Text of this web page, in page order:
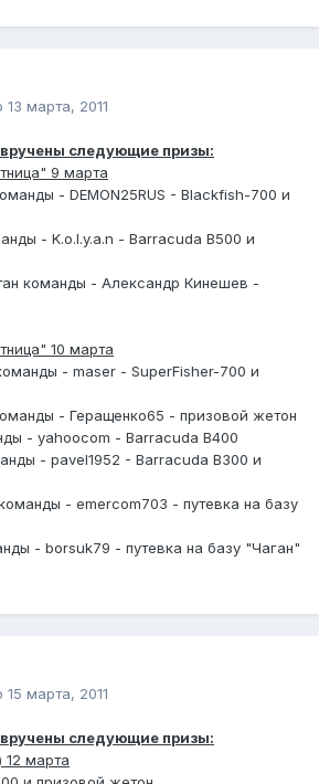
13 марта, 2011
вручены следующие призы:
9 марта
- DEMON25RUS - Blackfish-700 и
- K.o.l.y.a.n - Barracuda В500 и
команды - Александр Кинешев -
10 марта
- maser - SuperFisher-700 и
- Геращенко65 - призовой жетон
- yahoocom - Barracuda B400
- pavel1952 - Barracuda B300 и
- emercom703 - путевка на базу
- borsuk79 - путевка на базу "Чаган"
15 марта, 2011
вручены следующие призы:
марта